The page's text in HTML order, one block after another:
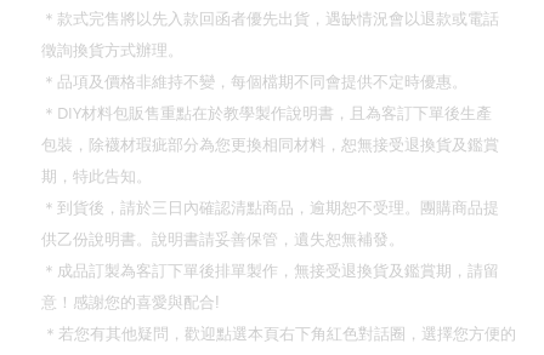
＊款式完售將以先入款回函者優先出貨，遇缺情況會以退款或電話
徵詢換貨方式辦理。
＊品項及價格非維持不變，每個檔期不同會提供不定時優惠。
＊ DIY材料包販售重點在於教學製作說明書，且為客訂下單後生產
包裝，除襪材瑕疵部分為您更換相同材料，恕無接受退換貨及鑑賞
期，特此告知。
＊到貨後，請於三日內確認清點商品，逾期恕不受理。團購商品提
供乙份說明書。說明書請妥善保管，遺失恕無補發。
＊成品訂製為客訂下單後排單製作，無接受退換貨及鑑賞期，請留
意！ 感謝您的喜愛與配合!
＊若您有其他疑問，歡迎點選本頁右下角紅色對話圈，選擇您方便的